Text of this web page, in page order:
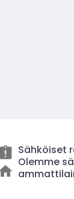
Sähköiset
Olemme